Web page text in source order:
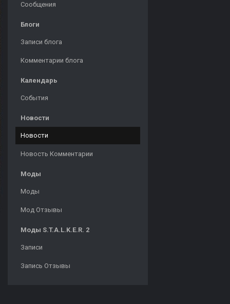
Сообщения
Блоги
Записи блога
Комментарии блога
Календарь
События
Новости
Новости
Новость Комментарии
Моды
Моды
Мод Отзывы
Моды S.T.A.L.K.E.R. 2
Записи
Запись Отзывы